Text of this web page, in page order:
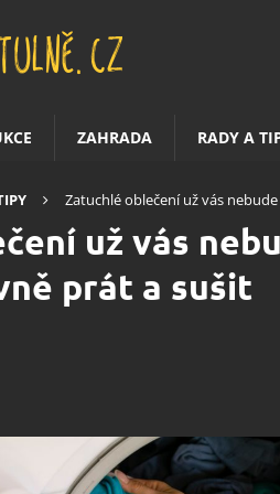
ZAHRADA RADY A
Zatuchlé oblečení už vás
už vás
prát a sušit